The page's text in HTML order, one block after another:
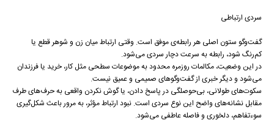
سردی ارتباطی
گفت‌وگو ستون اصلی هر رابطه‌ی موفق است. وقتی ارتباط میان زن و شوهر قطع یا
کم‌رنگ شود، رابطه به سرعت دچار سردی می‌شود.
در این وضعیت، مکالمات روزمره محدود به موضوعات سطحی مثل کار، خرید یا فرزندان
می‌شود و دیگر خبری از گفت‌وگوهای صمیمی و عمیق نیست.
سکوت‌های طولانی، بی‌حوصلگی در پاسخ دادن، یا گوش نکردن واقعی به حرف‌های طرف
مقابل نشانه‌های واضح این نوع سردی است. نبود ارتباط مؤثر، به مرور باعث شکل‌گیری
سوءتفاهم، دلخوری و فاصله عاطفی می‌شود.